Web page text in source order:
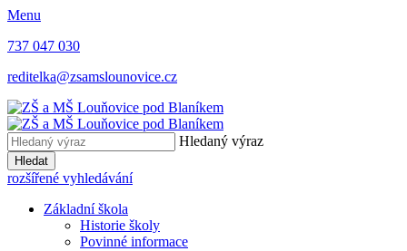
Menu
737 047 030
reditelka@zsamslounovice.cz
Hledaný výraz
Hledat
rozšířené vyhledávání
Základní škola
Historie školy
Povinné informace